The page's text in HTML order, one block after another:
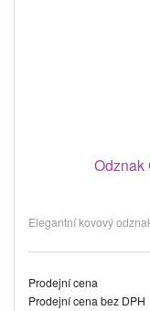
Odznak
Elegantní kovový
Prodejní cena
Prodejní cena bez DPH